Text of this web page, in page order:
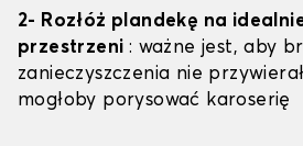
2- Rozłóż plandekę na
przestrzeni : ważne jest, aby
zanieczyszczenia nie
mogłoby porysować karoserię